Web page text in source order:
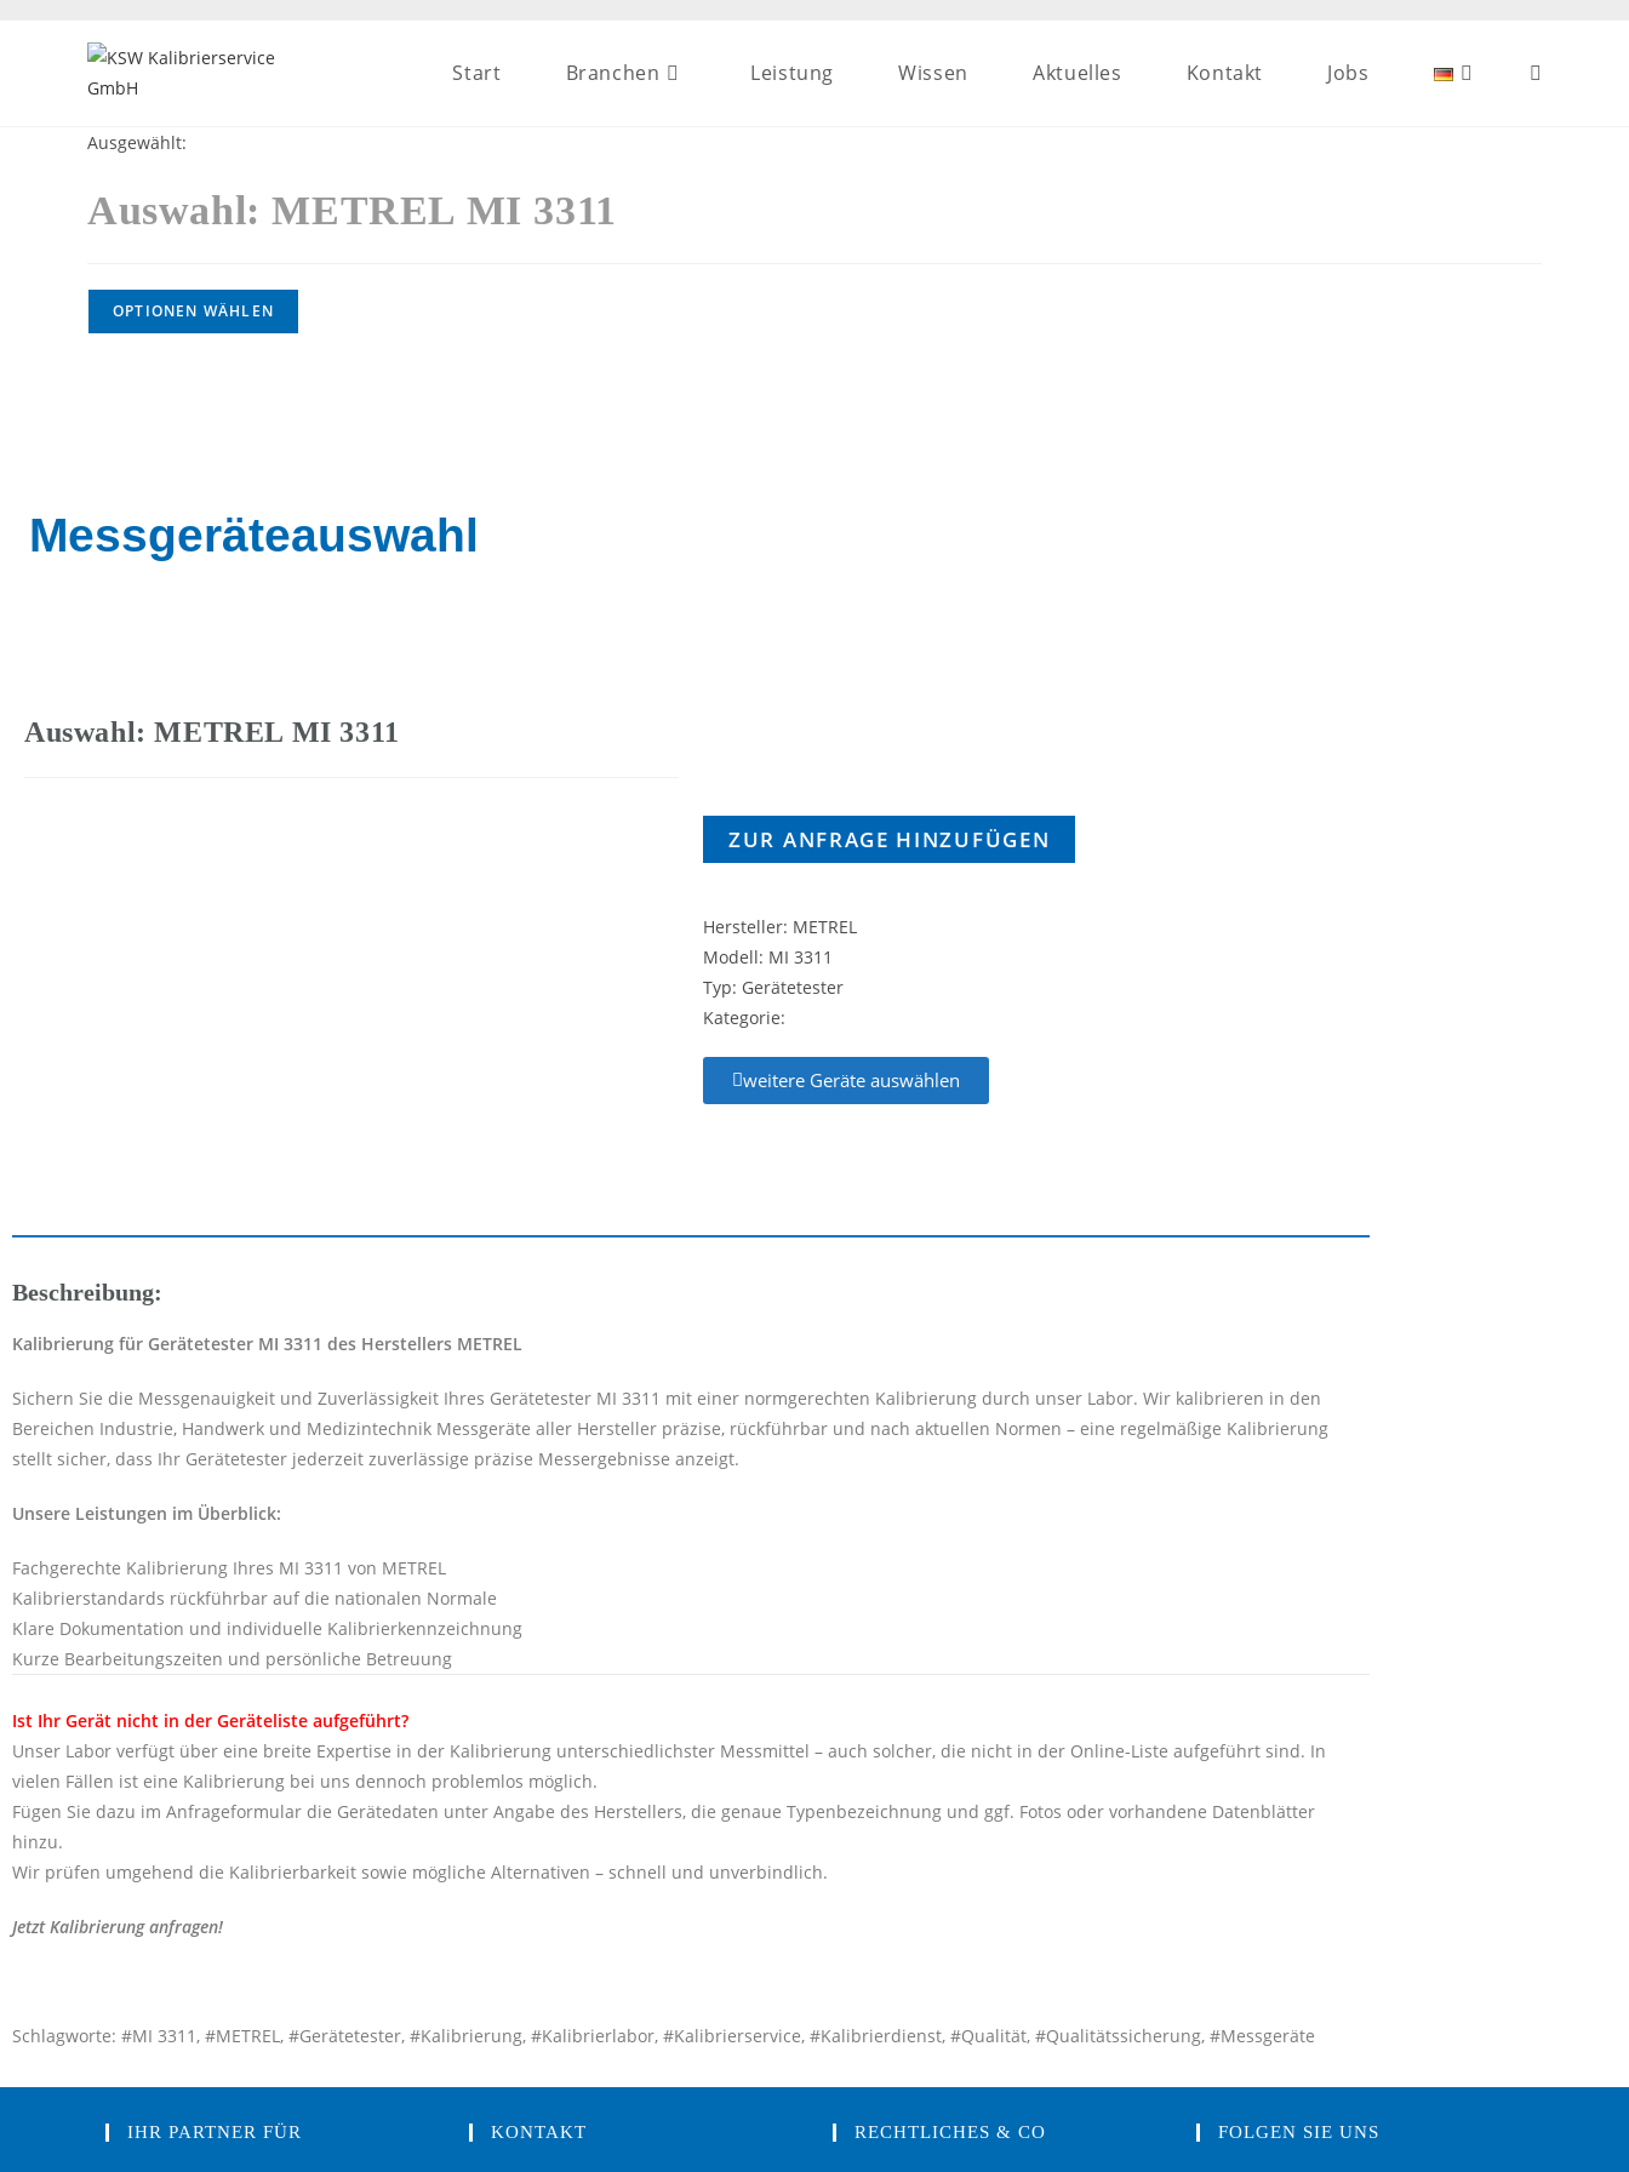
Start Branchen Leistung Wissen Aktuelles Kontakt Jobs
Ausgewählt:
Auswahl: METREL MI 3311
OPTIONEN WÄHLEN
Messgeräteauswahl
Auswahl: METREL MI 3311
ZUR ANFRAGE HINZUFÜGEN
Hersteller: METREL
Modell: MI 3311
Typ: Gerätetester
Kategorie:
weitere Geräte auswählen
Beschreibung:
Kalibrierung für Gerätetester MI 3311 des Herstellers METREL
Sichern Sie die Messgenauigkeit und Zuverlässigkeit Ihres Gerätetester MI 3311 mit einer normgerechten Kalibrierung durch unser Labor. Wir kalibrieren in den
Bereichen Industrie, Handwerk und Medizintechnik Messgeräte aller Hersteller präzise, rückführbar und nach aktuellen Normen – eine regelmäßige Kalibrierung
stellt sicher, dass Ihr Gerätetester jederzeit zuverlässige präzise Messergebnisse anzeigt.
Unsere Leistungen im Überblick:
Fachgerechte Kalibrierung Ihres MI 3311 von METREL
Kalibrierstandards rückführbar auf die nationalen Normale
Klare Dokumentation und individuelle Kalibrierkennzeichnung
Kurze Bearbeitungszeiten und persönliche Betreuung
Ist Ihr Gerät nicht in der Geräteliste aufgeführt?
Unser Labor verfügt über eine breite Expertise in der Kalibrierung unterschiedlichster Messmittel – auch solcher, die nicht in der Online-Liste aufgeführt sind. In
vielen Fällen ist eine Kalibrierung bei uns dennoch problemlos möglich.
Fügen Sie dazu im Anfrageformular die Gerätedaten unter Angabe des Herstellers, die genaue Typenbezeichnung und ggf. Fotos oder vorhandene Datenblätter
hinzu.
Wir prüfen umgehend die Kalibrierbarkeit sowie mögliche Alternativen – schnell und unverbindlich.
Jetzt Kalibrierung anfragen!
Schlagworte: #MI 3311, #METREL, #Gerätetester, #Kalibrierung, #Kalibrierlabor, #Kalibrierservice, #Kalibrierdienst, #Qualität, #Qualitätssicherung, #Messgeräte
IHR PARTNER FÜR KONTAKT RECHTLICHES & CO FOLGEN SIE UNS